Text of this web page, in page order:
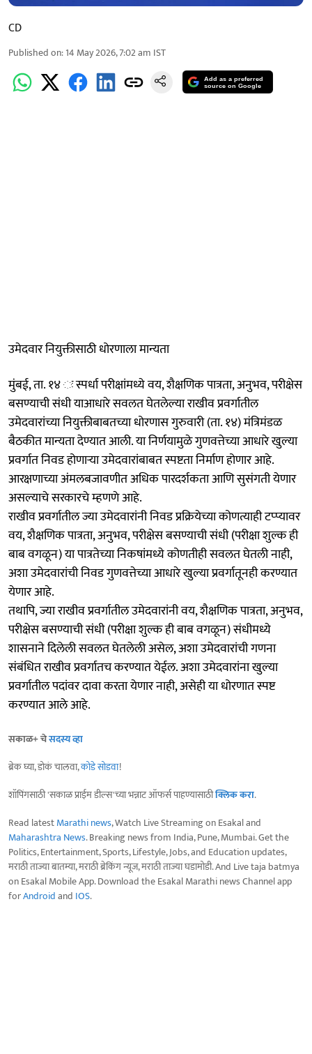
CD
Published on:14 May 2026, 7:02 am IST
Add as a preferred
source on Google
उमेदवार नियुक्तीसाठी धोरणाला मान्यता
मुंबई, ता. १४ ः स्पर्धा परीक्षांमध्ये वय, शैक्षणिक पात्रता, अनुभव, परीक्षेस
बसण्याची संधी याआधारे सवलत घेतलेल्या राखीव प्रवर्गातील
उमेदवारांच्या नियुक्तीबाबतच्या धोरणास गुरुवारी (ता. १४) मंत्रिमंडळ
बैठकीत मान्यता देण्यात आली. या निर्णयामुळे गुणवत्तेच्या आधारे खुल्या
प्रवर्गात निवड होणाऱ्या उमेदवारांबाबत स्पष्टता निर्माण होणार आहे.
आरक्षणाच्या अंमलबजावणीत अधिक पारदर्शकता आणि सुसंगती येणार
असल्याचे सरकारचे म्हणणे आहे.
राखीव प्रवर्गातील ज्या उमेदवारांनी निवड प्रक्रियेच्या कोणत्याही टप्प्यावर
वय, शैक्षणिक पात्रता, अनुभव, परीक्षेस बसण्याची संधी (परीक्षा शुल्क ही
बाब वगळून) या पात्रतेच्या निकषांमध्ये कोणतीही सवलत घेतली नाही,
अशा उमेदवारांची निवड गुणवत्तेच्या आधारे खुल्या प्रवर्गातूनही करण्यात
येणार आहे.
तथापि, ज्या राखीव प्रवर्गातील उमेदवारांनी वय, शैक्षणिक पात्रता, अनुभव,
परीक्षेस बसण्याची संधी (परीक्षा शुल्क ही बाब वगळून) संधीमध्ये
शासनाने दिलेली सवलत घेतलेली असेल, अशा उमेदवारांची गणना
संबंधित राखीव प्रवर्गातच करण्यात येईल. अशा उमेदवारांना खुल्या
प्रवर्गातील पदांवर दावा करता येणार नाही, असेही या धोरणात स्पष्ट
करण्यात आले आहे.
सकाळ+ चेसदस्य व्हा
ब्रेक घ्या, डोकं चालवा,कोडे सोडवा!
शॉपिंगसाठी 'सकाळ प्राईम डील्स'च्या भन्नाट ऑफर्स पाहण्यासाठीक्लिक करा.
Read latestMarathi news, Watch Live Streaming on Esakal and
Maharashtra News. Breaking news from India, Pune, Mumbai. Get the
Politics, Entertainment, Sports, Lifestyle, Jobs, and Education updates,
मराठी ताज्या बातम्या, मराठी ब्रेकिंग न्यूज, मराठी ताज्या घडामोडी. And Live taja batmya
on Esakal Mobile App. Download the Esakal Marathi news Channel app
forAndroidand IOS.